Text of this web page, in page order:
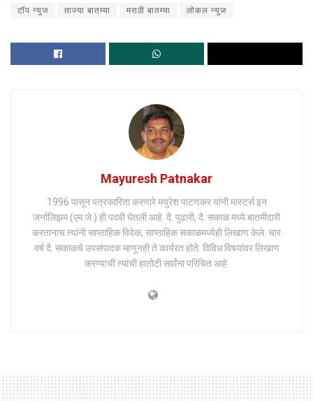
टॉप न्युज ताज्या बातम्या मराठी बातम्या लोकल न्युज
Mayuresh Patnakar
1996 पासून पत्रकारिता करणारे मयुरेश पाटणकर यांनी मास्टर्स इन
जर्नालिझम (एम.जे.) ही पदवी घेतली आहे. दै. पुढारी, दै. सकाळ मध्ये बातमीदारी
करतानाच त्यांनी साप्ताहिक विवेक, साप्ताहिक सकाळमध्येही लिखाण केले. चार
वर्ष दै. सकाळचे उपसंपादक म्हणूनही ते कार्यरत होते. विविध विषयांवर लिखाण
करण्याची त्यांची हातोटी सर्वांना परिचित आहे.